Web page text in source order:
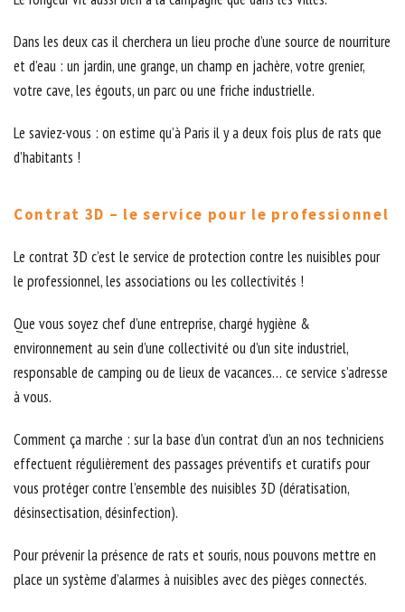
Dans les deux cas il cherchera un lieu proche d’une source de nourriture
et d’eau : un jardin, une grange, un champ en jachère, votre grenier,
votre cave, les égouts, un parc ou une friche industrielle.
Le saviez-vous : on estime qu’à Paris il y a deux fois plus de rats que
d’habitants !
Contrat 3D – le service pour le professionnel
Le contrat 3D c’est le service de protection contre les nuisibles pour
le professionnel, les associations ou les collectivités !
Que vous soyez chef d’une entreprise, chargé hygiène &
environnement au sein d’une collectivité ou d’un site industriel,
responsable de camping ou de lieux de vacances… ce service s’adresse
à vous.
Comment ça marche : sur la base d’un contrat d’un an nos techniciens
effectuent régulièrement des passages préventifs et curatifs pour
vous protéger contre l’ensemble des nuisibles 3D (dératisation,
désinsectisation, désinfection).
Pour prévenir la présence de rats et souris, nous pouvons mettre en
place un système d’alarmes à nuisibles avec des pièges connectés.